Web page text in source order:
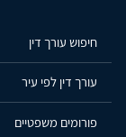
חיפוש עורך דין
עורך דין לפי עיר
פורומים משפטיים